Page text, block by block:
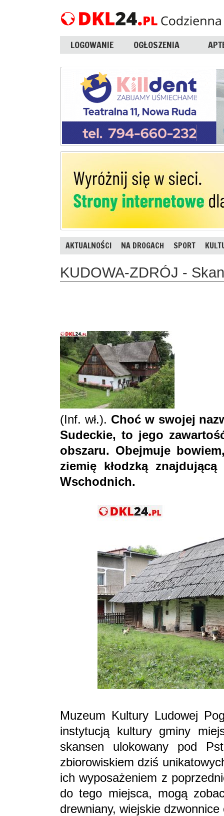
LOGOWANIE OGŁOSZENIA
AKTUALNOŚCI NA DROGACH SPORT
KUDOWA-ZDRÓJ -
(Inf. wł.). Choć w swojej
Sudeckie, to jego
obszaru. Obejmuje
ziemię kłodzką
Wschodnich.
Muzeum Kultury Ludowej
instytucją kultury gminy
skansen ulokowany pod
zbiorowiskiem dziś
ich wyposażeniem z
do tego miejsca, mogą
drewniany, wiejskie